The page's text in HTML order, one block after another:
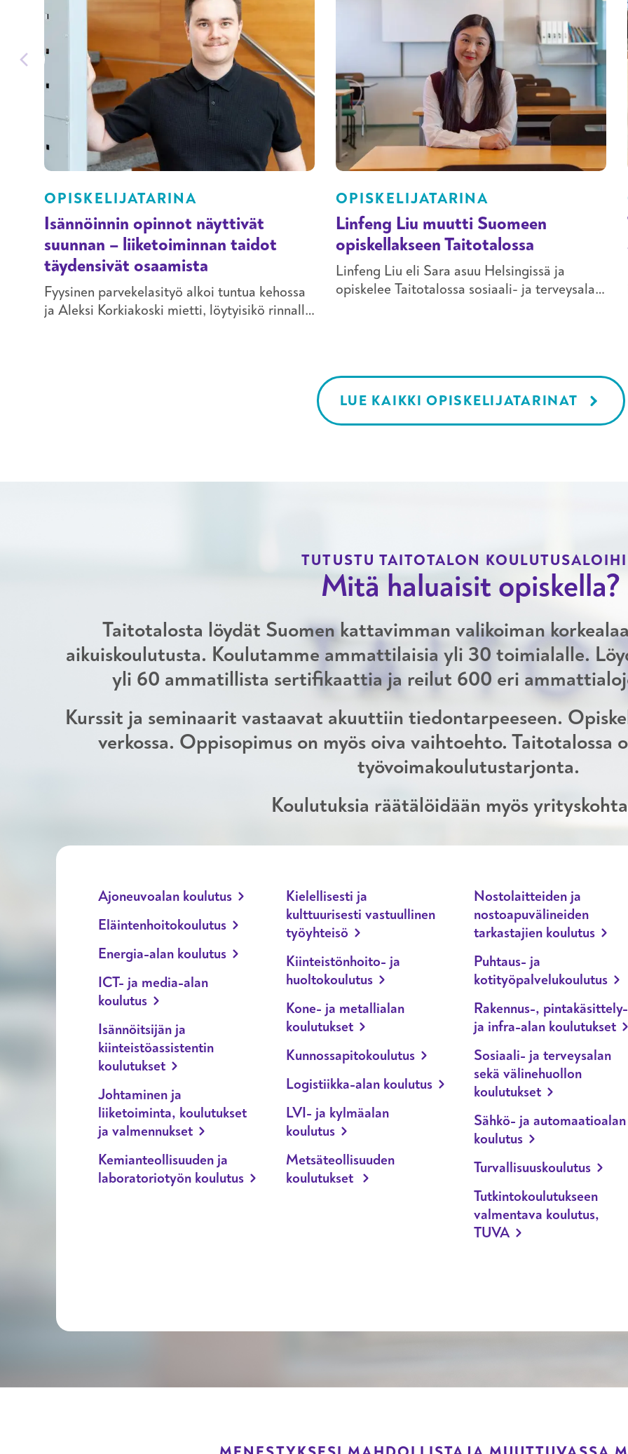
Isännöinnin opinnot näyttivät
suunnan – liiketoiminnan taidot
täydensivät osaamista
OPISKELIJATARINA
Fyysinen parvekelasityö alkoi tuntua kehossa
ja Aleksi Korkiakoski mietti, löytyisikö rinnalle
Linfeng Liu muutti Suomeen
opiskellakseen Taitotalossa
OPISKELIJATARINA
Linfeng Liu eli Sara asuu Helsingissä ja
opiskelee Taitotalossa sosiaali- ja terveysalan
LUE KAIKKI OPISKELIJATARINAT
TUTUSTU TAITOTALON
Mitä haluaisit opiskella?
Taitotalosta löydät Suomen kattavimman valikoiman
aikuiskoulutusta. Koulutamme ammattilaisia yli 30 toimialalle.
yli 60 ammatillista sertifikaattia ja reilut 600 eri
Kurssit ja seminaarit vastaavat akuuttiin tiedontarpeeseen.
verkossa. Oppisopimus on myös oiva vaihtoehto. Taitotalossa
työvoimakoulutustarjonta.
Koulutuksia räätälöidään myös
Ajoneuvoalan koulutus
Eläintenhoitokoulutus
Energia-alan koulutus
ICT- ja media-alan
koulutus
Isännöitsijän ja
kiinteistöassistentin
koulutukset
Johtaminen ja
liiketoiminta, koulutukset
ja valmennukset
Kemianteollisuuden ja
laboratoriotyön koulutus
Kielellisesti ja
kulttuurisesti vastuullinen
työyhteisö
Kiinteistönhoito- ja
huoltokoulutus
Kone- ja metallialan
koulutukset
Kunnossapitokoulutus
Logistiikka-alan koulutus
LVI- ja kylmäalan
koulutus
Metsäteollisuuden
koulutukset
Nostolaitteiden ja
nostoapuvälineiden
tarkastajien koulutus
Puhtaus- ja
kotityöpalvelukoulutus
Rakennus-, pintakäsittely-
ja infra-alan koulutukset
Sosiaali- ja terveysalan
sekä välinehuollon
koulutukset
Sähkö- ja automaatioalan
koulutus
Turvallisuuskoulutus
Tutkintokoulutukseen
valmentava koulutus,
TUVA